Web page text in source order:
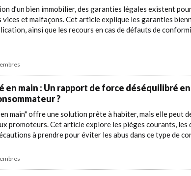
d’un bien immobilier, des garanties légales existent
vices et malfaçons. Cet article explique les garanties
ainsi que les recours en cas de défauts de
en main : Un rapport de force déséquilibré
?
main" offre une solution prête à habiter, mais elle peut
promoteurs. Cet article explore les pièges courants, les
à prendre pour éviter les abus dans ce type de